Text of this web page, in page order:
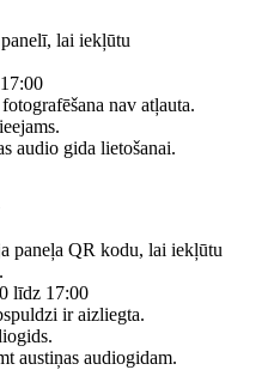
lai iekļūtu
nav atļauta.
audio gida lietošanai.
paneļa QR kodu, lai iekļūtu
līdz 17:00
ir aizliegta.
austiņas audiogidam.